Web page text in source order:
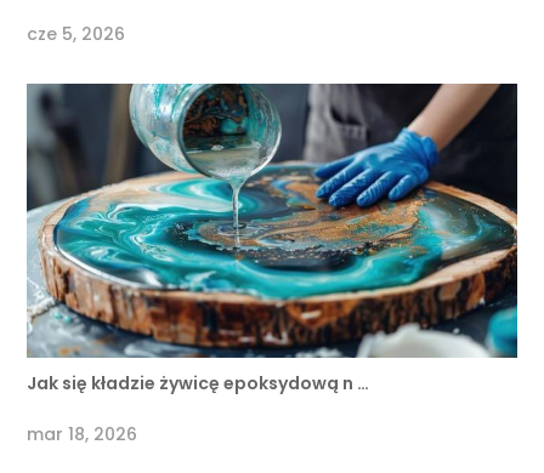
cze 5, 2026
Jak się kładzie żywicę epoksydową n …
mar 18, 2026